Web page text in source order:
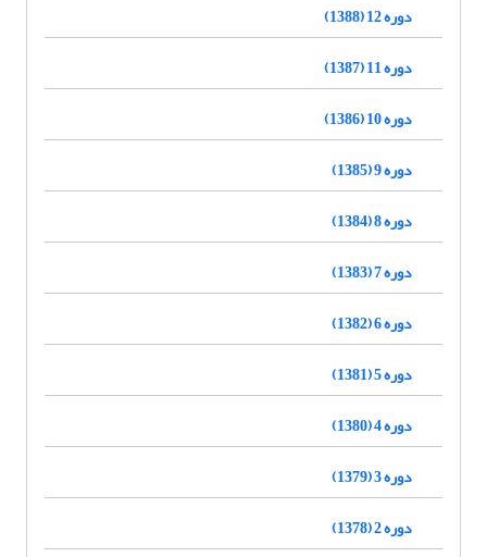
دوره 12 (1388)
دوره 11 (1387)
دوره 10 (1386)
دوره 9 (1385)
دوره 8 (1384)
دوره 7 (1383)
دوره 6 (1382)
دوره 5 (1381)
دوره 4 (1380)
دوره 3 (1379)
دوره 2 (1378)